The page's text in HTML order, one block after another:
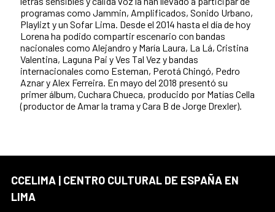
programas como Jammin, Amplificados, Sonido Urbano,
Playlizt y un Sofar Lima. Desde el 2014 hasta el día de hoy
Lorena ha podido compartir escenario con bandas
nacionales como Alejandro y María Laura, La Lá, Cristina
Valentina, Laguna Pai y Ves Tal Vez y bandas
internacionales como Esteman, Perotá Chingó, Pedro
Aznar y Alex Ferreira. En mayo del 2018 presentó su
primer álbum, Cuchara Chueca, producido por Matías Cella
(productor de Amar la trama y Cara B de Jorge Drexler).
CCELIMA | CENTRO CULTURAL DE ESPAÑA EN
LIMA